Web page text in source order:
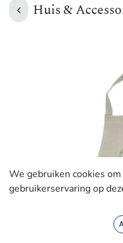
Huis &
We gebruiken cookies
gebruikerservaring op